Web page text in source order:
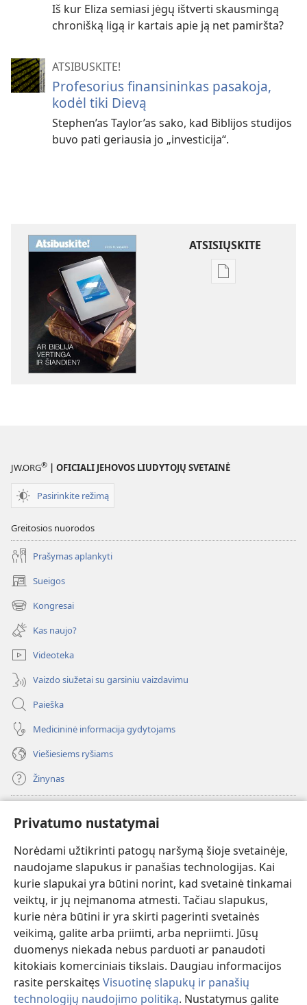
Privatumo nustatymai
Norėdami užtikrinti patogų naršymą šioje svetainėje,
naudojame slapukus ir panašias technologijas. Kai
kurie slapukai yra būtini norint, kad svetainė tinkamai
veiktų, ir jų neįmanoma atmesti. Tačiau slapukus,
kurie nėra būtini ir yra skirti pagerinti svetainės
veikimą, galite arba priimti, arba nepriimti. Jūsų
duomenys niekada nebus parduoti ar panaudoti
kitokiais komerciniais tikslais. Daugiau informacijos
rasite perskaitęs Visuotinę slapukų ir panašių
technologijų naudojimo politiką. Nustatymus galite
Iš kur Eliza semiasi jėgų ištverti skausmingą
chronišką ligą ir kartais apie ją net pamiršta?
ATSIBUSKITE!
Profesorius finansininkas pasakoja,
kodėl tiki Dievą
Stephen’as Taylor’as sako, kad Biblijos studijos
buvo pati geriausia jo „investicija“.
ATSISIŲSKITE
Skaitmeninių
JW.ORG® | OFICIALI JEHOVOS LIUDYTOJŲ SVETAINĖ
Pasirinkite režimą
Greitosios nuorodos
Prašymas aplankyti
Sueigos
(atsiveria
naujas
langas)
Kongresai
(atsiveria
naujas
langas)
Kas naujo?
Videoteka
Vaizdo siužetai su garsiniu vaizdavimu
Paieška
Medicininė informacija gydytojams
Viešiesiems ryšiams
Žinynas
(atsiveria
naujas
langas)Sargybos bokšto INTERNETINĖ BIBLIOTEKA
(atsiveria
naujas
langas)JW Hub ®
(atsiveria
naujas
langas)JW Library
Watchtower Library